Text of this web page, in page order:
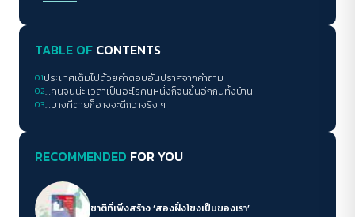
TABLE OF CONTENTS
01ประเทศเต็มไปด้วยคำตอบอันปราศจากคำถาม
02…คนจนน่ะ เวลาเป็นอะไรคนหนึ่งก็จนขึ้นอีกกันทั้งบ้าน
03…บางทีตายก็อาจจะดีกว่าจริง ๆ
RECOMMENDED FOR YOU
ชาติที่เพิ่งสร้าง ‘สองฝั่งโขงเป็นของเรา’